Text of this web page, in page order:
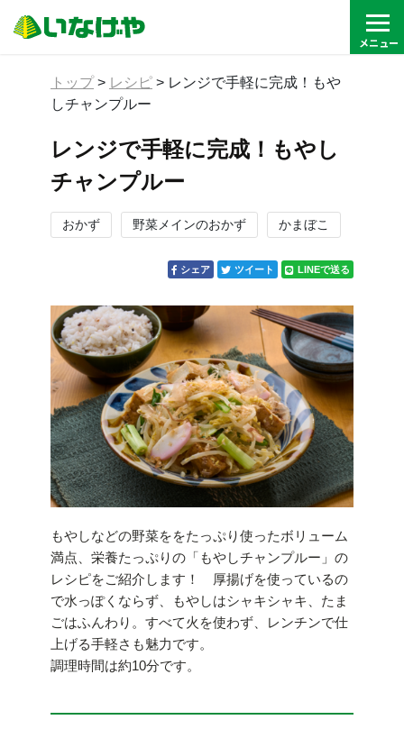
トップ > レシピ > レンジで手軽に完成！もや
しチャンプルー
レンジで手軽に完成！もやし
チャンプルー
おかず 野菜メインのおかず かまぼこ
シェア ツイート LINEで送る
もやしなどの野菜ををたっぷり使ったボリューム
満点、栄養たっぷりの「もやしチャンプルー」の
レシピをご紹介します！ 厚揚げを使っているの
で水っぽくならず、もやしはシャキシャキ、たま
ごはふんわり。すべて火を使わず、レンチンで仕
上げる手軽さも魅力です。
調理時間は約10分です。